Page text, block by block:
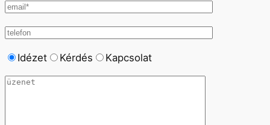
Idézet Kérdés Kapcsolat